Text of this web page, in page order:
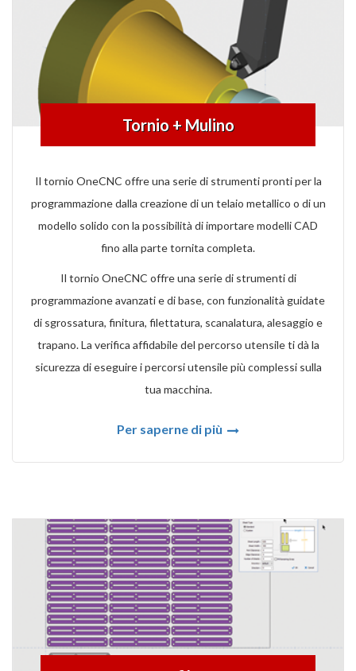
Tornio + Mulino
Il tornio OneCNC offre una serie di strumenti pronti per la
programmazione dalla creazione di un telaio metallico o di un
modello solido con la possibilità di importare modelli CAD
fino alla parte tornita completa.
Il tornio OneCNC offre una serie di strumenti di
programmazione avanzati e di base, con funzionalità guidate
di sgrossatura, finitura, filettatura, scanalatura, alesaggio e
trapano. La verifica affidabile del percorso utensile ti dà la
sicurezza di eseguire i percorsi utensile più complessi sulla
tua macchina.
Per saperne di più